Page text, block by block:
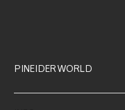
PINEIDER WORLD